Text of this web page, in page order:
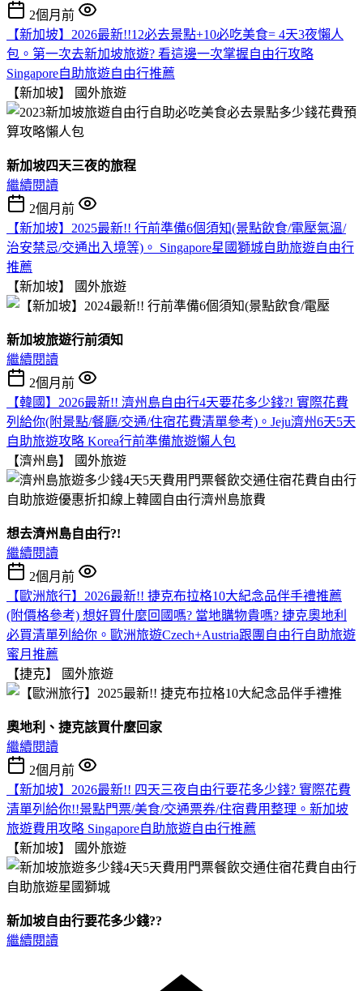
2個月前
【新加坡】2026最新!!12必去景點+10必吃美食= 4天3夜懶人
包。第一次去新加坡旅遊? 看這邊一次掌握自由行攻略
Singapore自助旅遊自由行推薦
【新加坡】
國外旅遊
新加坡四天三夜的旅程
繼續閱讀
2個月前
【新加坡】2025最新!! 行前準備6個須知(景點飲食/電壓氣溫/
治安禁忌/交通出入境等)。 Singapore星國獅城自助旅遊自由行
推薦
【新加坡】
國外旅遊
新加坡旅遊行前須知
繼續閱讀
2個月前
【韓國】2026最新!! 濟州島自由行4天要花多少錢?! 實際花費
列給你(附景點/餐廳/交通/住宿花費清單參考)。Jeju濟州6天5天
自助旅遊攻略 Korea行前準備旅遊懶人包
【濟州島】
國外旅遊
想去濟州島自由行?!
繼續閱讀
2個月前
【歐洲旅行】2026最新!! 捷克布拉格10大紀念品伴手禮推薦
(附價格參考) 想好買什麼回國嗎? 當地購物貴嗎? 捷克奧地利
必買清單列給你。歐洲旅遊Czech+Austria跟團自由行自助旅遊
蜜月推薦
【捷克】
國外旅遊
奧地利、捷克該買什麼回家
繼續閱讀
2個月前
【新加坡】2026最新!! 四天三夜自由行要花多少錢? 實際花費
清單列給你!!景點門票/美食/交通票券/住宿費用整理。新加坡
旅遊費用攻略 Singapore自助旅遊自由行推薦
【新加坡】
國外旅遊
新加坡自由行要花多少錢??
繼續閱讀